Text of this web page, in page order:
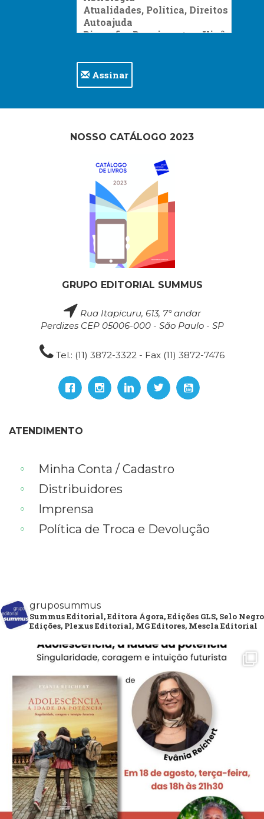
Assinar
NOSSO CATÁLOGO 2023
GRUPO EDITORIAL SUMMUS
Rua Itapicuru, 613, 7° andar
Perdizes CEP 05006-000 - São Paulo - SP
Tel.: (11) 3872-3322 - Fax (11) 3872-7476
ATENDIMENTO
Minha Conta / Cadastro
Distribuidores
Imprensa
Política de Troca e Devolução
gruposummus
Summus Editorial, Editora Ágora, Edições GLS, Selo Negro
Edições, Plexus Editorial, MG Editores, Mescla Editorial